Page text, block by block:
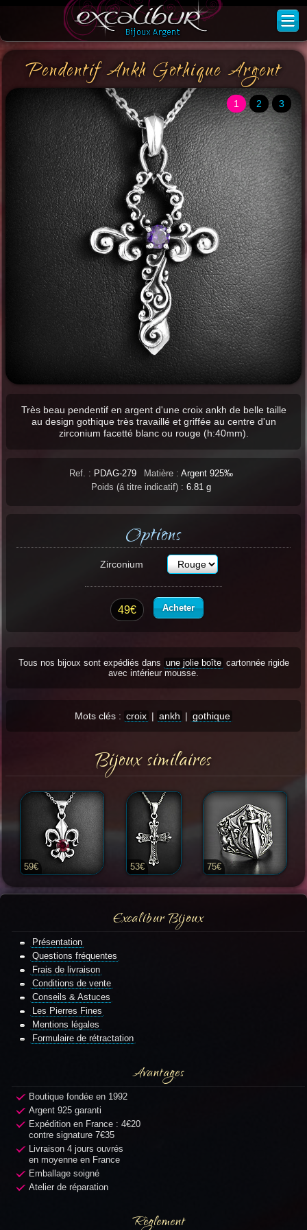
Pendentif Ankh Gothique Argent
1 2 3
Très beau pendentif en argent d'une croix ankh de belle taille
au design gothique très travaillé et griffée au centre d'un
zirconium facetté blanc ou rouge (h:40mm).
Ref. : PDAG-279 Matière : Argent 925‰
Poids (á titre indicatif) : 6.81 g
Options
Zirconium
49€ Acheter
Tous nos bijoux sont expédiés dans une jolie boîte cartonnée rigide
avec intérieur mousse.
Mots clés : croix | ankh | gothique
Bijoux similaires
59€ 53€ 75€
Excalibur Bijoux
Présentation
Questions fréquentes
Frais de livraison
Conditions de vente
Conseils & Astuces
Les Pierres Fines
Mentions légales
Formulaire de rétractation
Avantages
Boutique fondée en 1992
Argent 925 garanti
Expédition en France : 4€20
contre signature 7€35
Livraison 4 jours ouvrés
en moyenne en France
Emballage soigné
Atelier de réparation
Règlement